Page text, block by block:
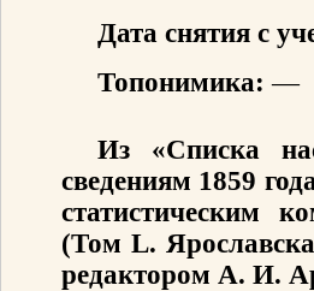
Дата снятия с
Топонимика: —
Из «Списка
сведениям 1859
статистическим
(Том L.
редактором А. И.